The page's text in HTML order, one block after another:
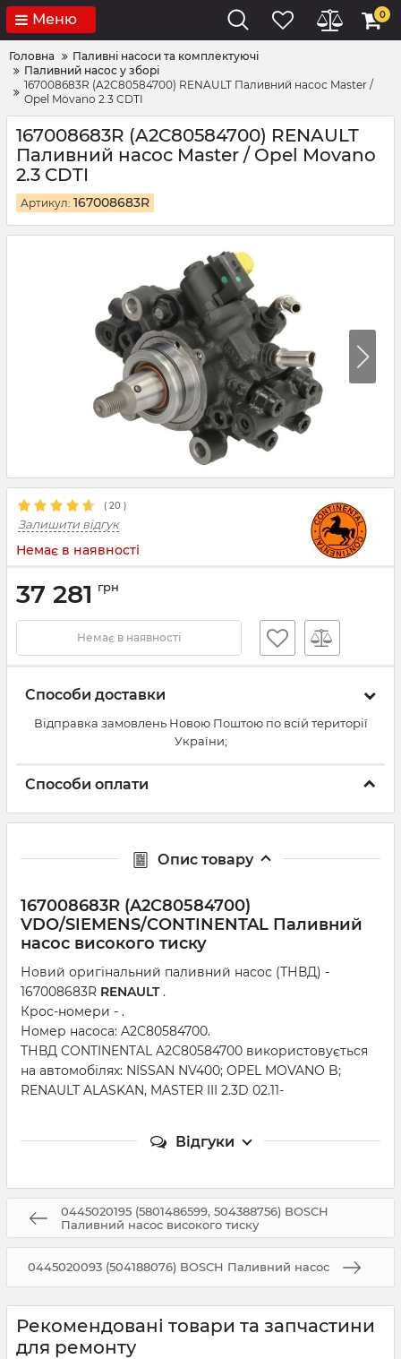
Меню 0
Головна
Паливні насоси та комплектуючі
Паливний насос у зборі
167008683R (A2C80584700) RENAULT Паливний насос Master /
Opel Movano 2.3 CDTI
167008683R (A2C80584700) RENAULT
Паливний насос Master / Opel Movano
2.3 CDTI
Артикул: 167008683R
( 20 )
Залишити відгук
Немає в наявності
37 281 грн
Немає в наявності
Способи доставки
Відправка замовлень Новою Поштою по всій території
України;
Способи оплати
Опис товару
167008683R (A2C80584700)
VDO/SIEMENS/CONTINENTAL Паливний
насос високого тиску
Новий оригінальний паливний насос (ТНВД) -
167008683R RENAULT.
Крос-номери - .
Номер насоса: A2C80584700.
ТНВД CONTINENTAL A2C80584700 використовується
на автомобілях: NISSAN NV400; OPEL MOVANO B;
RENAULT ALASKAN, MASTER III 2.3D 02.11-
Відгуки
0445020195 (5801486599, 504388756) BOSCH
Паливний насос високого тиску
0445020093 (504188076) BOSCH Паливний насос
Рекомендовані товари та запчастини
для ремонту